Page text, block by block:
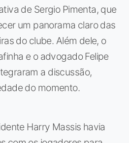
de Sergio Pimenta, que
um panorama claro das
do clube. Além dele, o
e o advogado Felipe
a discussão,
do momento.
Harry Massis havia